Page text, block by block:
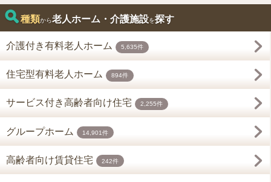
種類から老人ホーム・介護施設を探す
介護付き有料老人ホーム 5,635件
住宅型有料老人ホーム 894件
サービス付き高齢者向け住宅 2,255件
グループホーム 14,901件
高齢者向け賃貸住宅 242件